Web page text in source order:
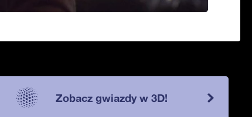
Zobacz gwiazdy w 3D!